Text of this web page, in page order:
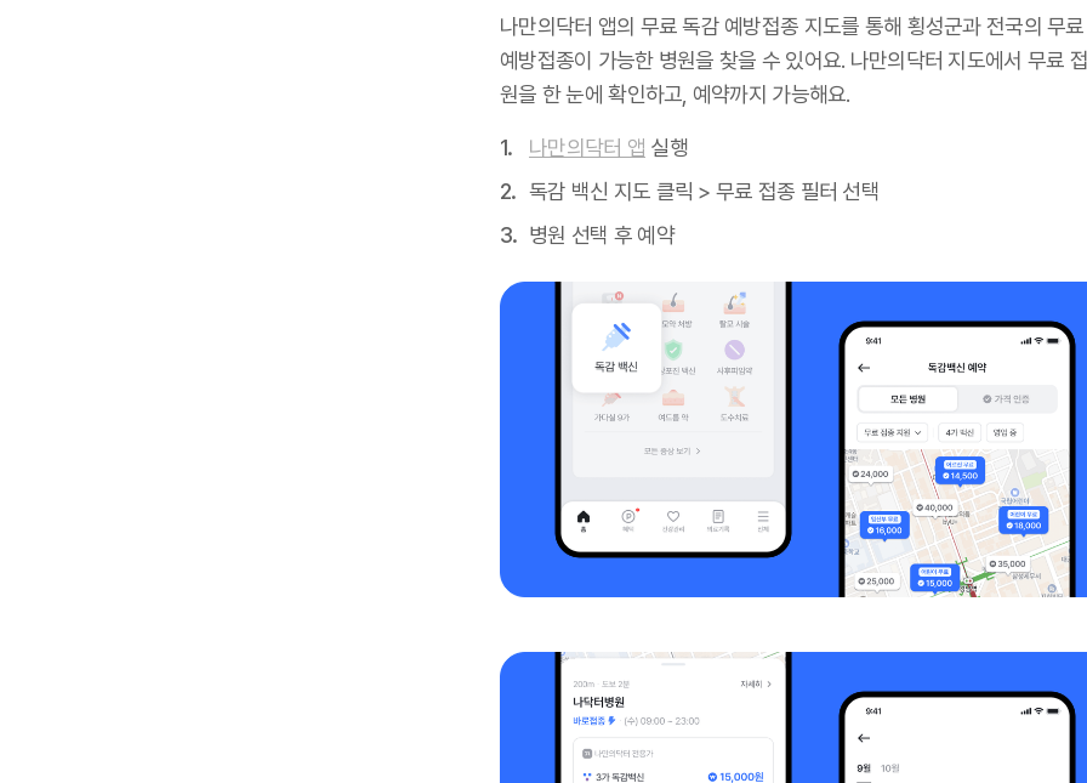
나만의닥터 앱의 무료 독감 예방접종 지도를 통해 횡성군과 전국의 무
예방접종이 가능한 병원을 찾을 수 있어요. 나만의닥터 지도에서 무료
원을 한 눈에 확인하고, 예약까지 가능해요.
나만의닥터 앱 실행
독감 백신 지도 클릭 > 무료 접종 필터 선택
병원 선택 후 예약